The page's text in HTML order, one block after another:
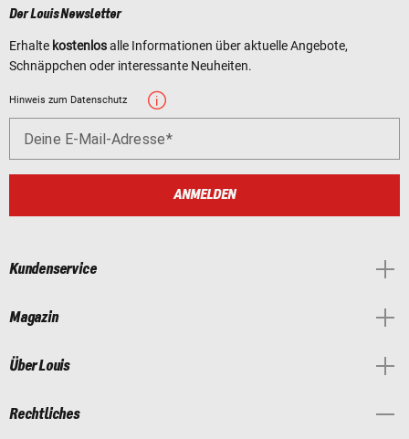
Der Louis Newsletter
Erhalte kostenlosalle Informationen über aktuelle Angebote,
Schnäppchen oder interessante Neuheiten.
Hinweis zum Datenschutz
Deine E-Mail-Adresse
ANMELDEN
Kundenservice
Magazin
Über Louis
Rechtliches